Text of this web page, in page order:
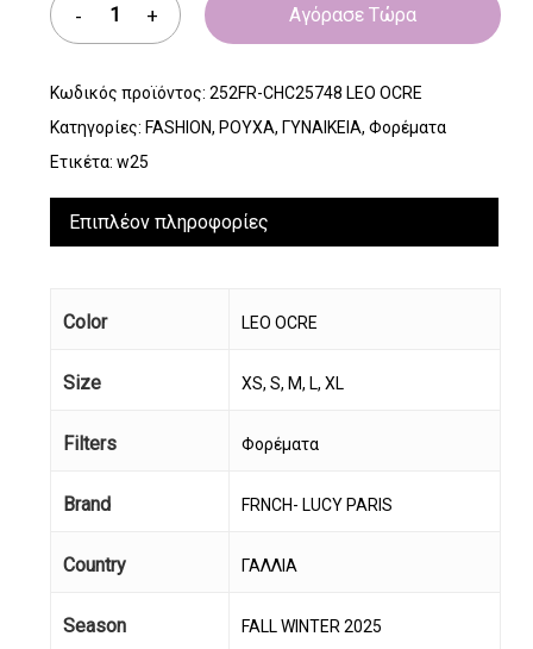
Αγόρασε Τώρα
Κωδικός προϊόντος: 252FR-CHC25748 LEO OCRE
Κατηγορίες: FASHION, ΡΟΥΧΑ, ΓΥΝΑΙΚΕΙΑ, Φορέματα
Ετικέτα: w25
Επιπλέον πληροφορίες
Color LEO OCRE
Size XS, S, M, L, XL
Filters Φορέματα
Brand FRNCH- LUCY PARIS
Country ΓΑΛΛΙΑ
Season FALL WINTER 2025